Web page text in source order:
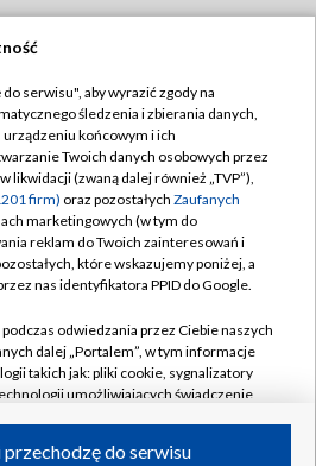
TVP
TVP
prywatności
Moje zgody
Pomoc
Kontakt
Kanały
serwisu", aby wyrazić zgody na
śledzenia i zbierania danych,
końcowym i ich
Twoich danych osobowych przez
likwidacji (zwaną dalej również „TVP”),
firm) oraz pozostałych Zaufanych
marketingowych (w tym do
reklam do Twoich zainteresowań i
które wskazujemy poniżej, a
nas identyfikatora PPID do Google.
odwiedzania przez Ciebie naszych
dalej „Portalem”, w tym informacje
takich jak: pliki cookie, sygnalizatory
umożliwiających świadczenie
do serwisu